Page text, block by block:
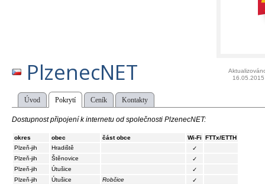
PlzenecNET
16.05.2015
Úvod Pokrytí Ceník Kontakty
Dostupnost připojení k internetu od společnosti PlzenecNET:
okres obec část obce Wi-Fi
FTTx/ETTH
Plzeň-jih
Hradiště
✓
Plzeň-jih
Štěnovice
✓
Plzeň-jih
Útušice
✓
Plzeň-jih
Útušice Robčice
✓